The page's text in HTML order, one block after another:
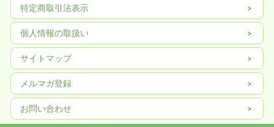
特定商取引法表示
個人情報の取扱い
サイトマップ
メルマガ登録
お問い合わせ